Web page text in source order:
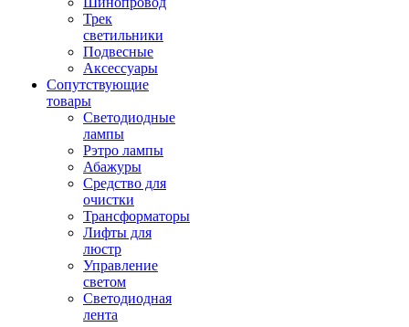
Трек
светильники
Подвесные
Аксессуары
Сопутствующие
товары
Светодиодные
лампы
Рэтро лампы
Абажуры
Средство для
очистки
Трансформаторы
Лифты для
люстр
Управление
светом
Светодиодная
лента